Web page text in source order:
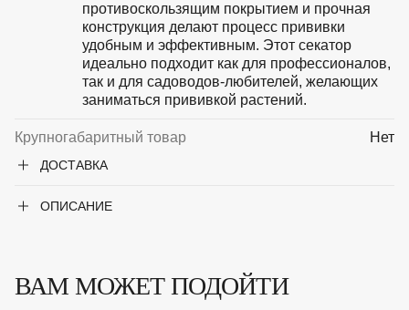
противоскользящим покрытием и прочная
конструкция делают процесс прививки
удобным и эффективным. Этот секатор
идеально подходит как для профессионалов,
так и для садоводов-любителей, желающих
заниматься прививкой растений.
Крупногабаритный товар Нет
ДОСТАВКА
ОПИСАНИЕ
ВАМ МОЖЕТ ПОДОЙТИ